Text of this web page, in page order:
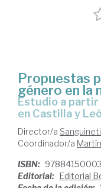
Propuestas
género en la
estudio a partir de la negociación colectiva
en Castilla y
Director/a
Coordinador/a
ISBN:
Editorial: Editorial